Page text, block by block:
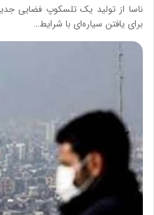
ناسا از تولید یک تلسکوپ فضایی
برای یافتن سیاره‌ای با شرایط…